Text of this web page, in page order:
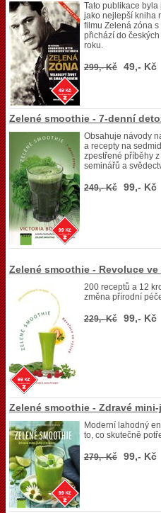
Tato publikace
jako nejlepší kniha
filmu Zelená zóna
přichází do
roku.
299,- Kč 49,- Kč
Zelené smoothie - 7-denní
Obsahuje návody
a recepty na
zpestřené příběhy
seminářů a
249,- Kč 99,- Kč
Zelené smoothie - Revoluce ve
200 receptů a 12
změna přírodní
229,- Kč 99,- Kč
Zelené smoothie - Zdravé
Moderní lahodný
to, co skutečně
279,- Kč 99,- Kč